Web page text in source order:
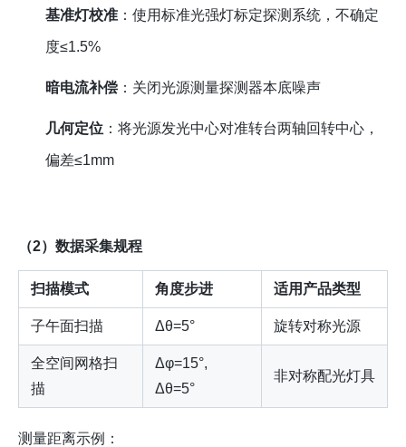
基准灯校准 ：使用标准光强灯标定探测系统，不确定
度≤1.5%
暗电流补偿 ：关闭光源测量探测器本底噪声
几何定位 ：将光源发光中心对准转台两轴回转中心，
偏差≤1mm
（2）数据采集规程
扫描模式 角度步进 适用产品类型
子午面扫描 Δθ=5° 旋转对称光源
全空间网格扫
描
Δφ=15°,
Δθ=5°
非对称配光灯具
测量距离示例：